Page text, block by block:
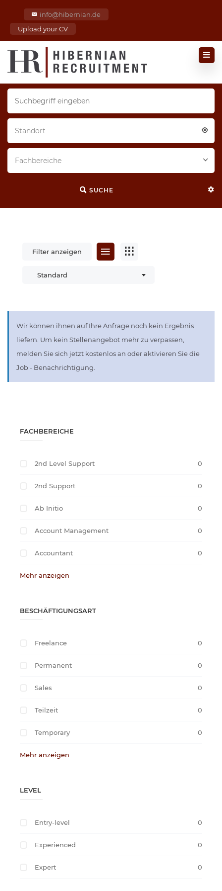
info@hibernian.de
Upload your CV
Standort
Fachbereiche
SUCHE
Filter anzeigen
Standard
Wir können ihnen auf Ihre Anfrage noch kein Ergebnis
liefern. Um kein Stellenangebot mehr zu verpassen,
melden Sie sich jetzt kostenlos an oder aktivieren Sie die
Job - Benachrichtigung.
FACHBEREICHE
2nd Level Support 0
2nd Support 0
Ab Initio 0
Account Management 0
Accountant 0
Mehr anzeigen
BESCHÄFTIGUNGSART
Freelance 0
Permanent 0
Sales 0
Teilzeit 0
Temporary 0
Mehr anzeigen
LEVEL
Entry-level 0
Experienced 0
Expert 0